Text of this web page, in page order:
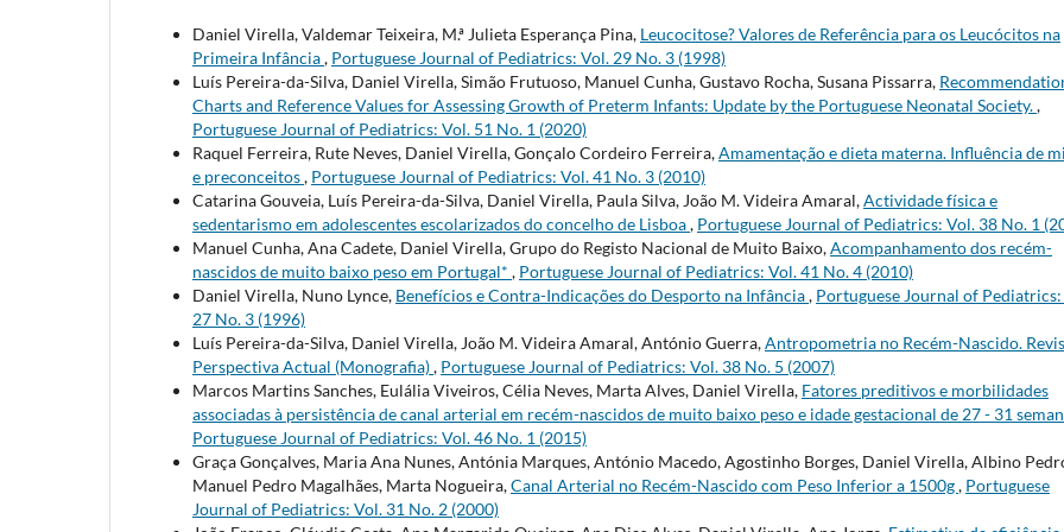
Daniel Virella, Valdemar Teixeira, M.ª Julieta Esperança Pina, Leucocitose? Valores de Referência para os Leucócitos na
Primeira Infância, Portuguese Journal of Pediatrics: Vol. 29 No. 3 (1998)
Luís Pereira-da-Silva, Daniel Virella, Simão Frutuoso, Manuel Cunha, Gustavo Rocha, Susana Pissarra,
Charts and Reference Values for Assessing Growth of Preterm Infants: Update by the Portuguese Neonatal Society.,
Portuguese Journal of Pediatrics: Vol. 51 No. 1 (2020)
Raquel Ferreira, Rute Neves, Daniel Virella, Gonçalo Cordeiro Ferreira,Amamentação e dieta materna. Influência de
e preconceitos, Portuguese Journal of Pediatrics: Vol. 41 No. 3 (2010)
Catarina Gouveia, Luís Pereira-da-Silva, Daniel Virella, Paula Silva, João M. Videira Amaral,Actividade física e
sedentarismo em adolescentes escolarizados do concelho de Lisboa, Portuguese Journal of Pediatrics: Vol. 38 No. 1
Manuel Cunha, Ana Cadete, Daniel Virella, Grupo do Registo Nacional de Muito Baixo,Acompanhamento dos recém-
nascidos de muito baixo peso em Portugal* , Portuguese Journal of Pediatrics: Vol. 41 No. 4 (2010)
Daniel Virella, Nuno Lynce, Benefícios e Contra-Indicações do Desporto na Infância, Portuguese Journal of
27 No. 3 (1996)
Luís Pereira-da-Silva, Daniel Virella, João M. Videira Amaral, António Guerra,Antropometria no Recém-Nascido.
Perspectiva Actual (Monografia), Portuguese Journal of Pediatrics: Vol. 38 No. 5 (2007)
Marcos Martins Sanches, Eulália Viveiros, Célia Neves, Marta Alves, Daniel Virella, Fatores preditivos e morbilidades
associadas à persistência de canal arterial em recém-nascidos de muito baixo peso e idade gestacional de 27 - 31
Portuguese Journal of Pediatrics: Vol. 46 No. 1 (2015)
Graça Gonçalves, Maria Ana Nunes, Antónia Marques, António Macedo, Agostinho Borges, Daniel Virella, Albino
Manuel Pedro Magalhães, Marta Nogueira,Canal Arterial no Recém-Nascido com Peso Inferior a 1500g, Portuguese
Journal of Pediatrics: Vol. 31 No. 2 (2000)